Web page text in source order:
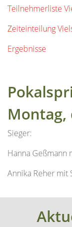
Teilnehmerliste
Zeiteinteilung
Ergebnisse
Montag,
Sieger:
Hanna Geßmann
Annika Reher mit